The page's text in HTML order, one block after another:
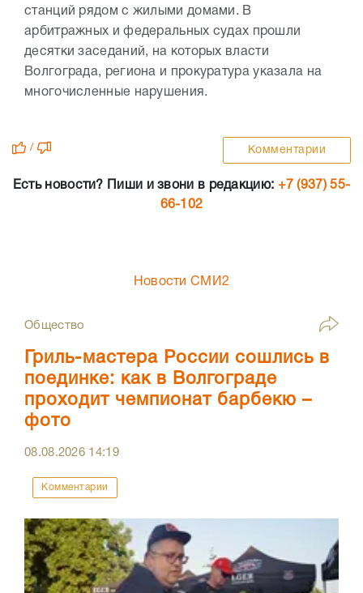
станций рядом с жилыми домами. В
арбитражных и федеральных судах прошли
десятки заседаний, на которых власти
Волгограда, региона и прокуратура указала на
многочисленные нарушения.
/ Комментарии
Есть новости? Пиши и звони в редакцию: +7 (937) 55-
66-102
Новости СМИ2
Общество
Гриль-мастера России сошлись в
поединке: как в Волгограде
проходит чемпионат барбекю –
фото
08.08.2026 14:19
Комментарии